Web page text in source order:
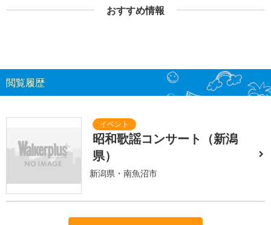
おすすめ情報
閲覧履歴
昭和歌謡コンサート（新潟
県）
新潟県・南魚沼市